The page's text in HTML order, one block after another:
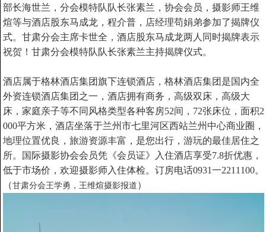
部长海世兰，分会模特队队长张素兰，协会会员，摄影师王维
煊等与酒店股东马成龙，程介普，店经理苟娟弟参加了揭牌仪
式。甘肃分会主席卡世全，酒店股东马成龙两人同时揭牌表示
祝贺！甘肃分会模特队队长张素兰主持揭牌仪式。
酒店属于格林酒店集团旗下连锁酒店，格林酒店集团是国内全
外资连锁酒店集团之一，酒店拥有商务，高级双床，高级大
床，家庭亲子等不同风格类型各种客房52间，72张床位，面积2
000平方米， 酒店坐落于兰州市七里河区西站兰州中心商业圈，
地理位置优良，旅游资源丰富，是您出行，游玩的最佳居住之
所。
国际摄影协会会员凭《会员证》入住酒店享受7.8折优惠，
低于市场价，欢迎摄影师入住体检。订房电话0931一2211100。
（甘肃分会王学勇，王维煊摄影报道 ）